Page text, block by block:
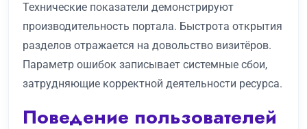
Технические показатели демонстрируют
производительность портала. Быстрота открытия
разделов отражается на довольство визитёров.
Параметр ошибок записывает системные сбои,
затрудняющие корректной деятельности ресурса.
Поведение пользователей